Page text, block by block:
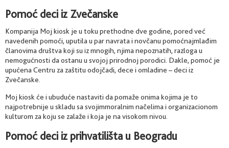
Pomoć deci iz Zvečanske
Kompanija Moj kiosk je u toku prethodne dve godine, pored već
navedenih pomoći, uputila u par navrata i novčanu pomoćnajmlađim
članovima društva koji su iz mnogih, njima nepoznatih, razloga u
nemogućnosti da ostanu u svojoj prirodnoj porodici. Dakle, pomoć je
upućena Centru za zaštitu odojčadi, dece i omladine – deci iz
Zvečanske.
Moj kiosk će i ubuduće nastaviti da pomaže onima kojima je to
najpotrebnije u skladu sa svojimmoralnim načelima i organizacionom
kulturom za koju se zalaže i koja je na visokom nivou.
Pomoć deci iz prihvatilišta u Beogradu